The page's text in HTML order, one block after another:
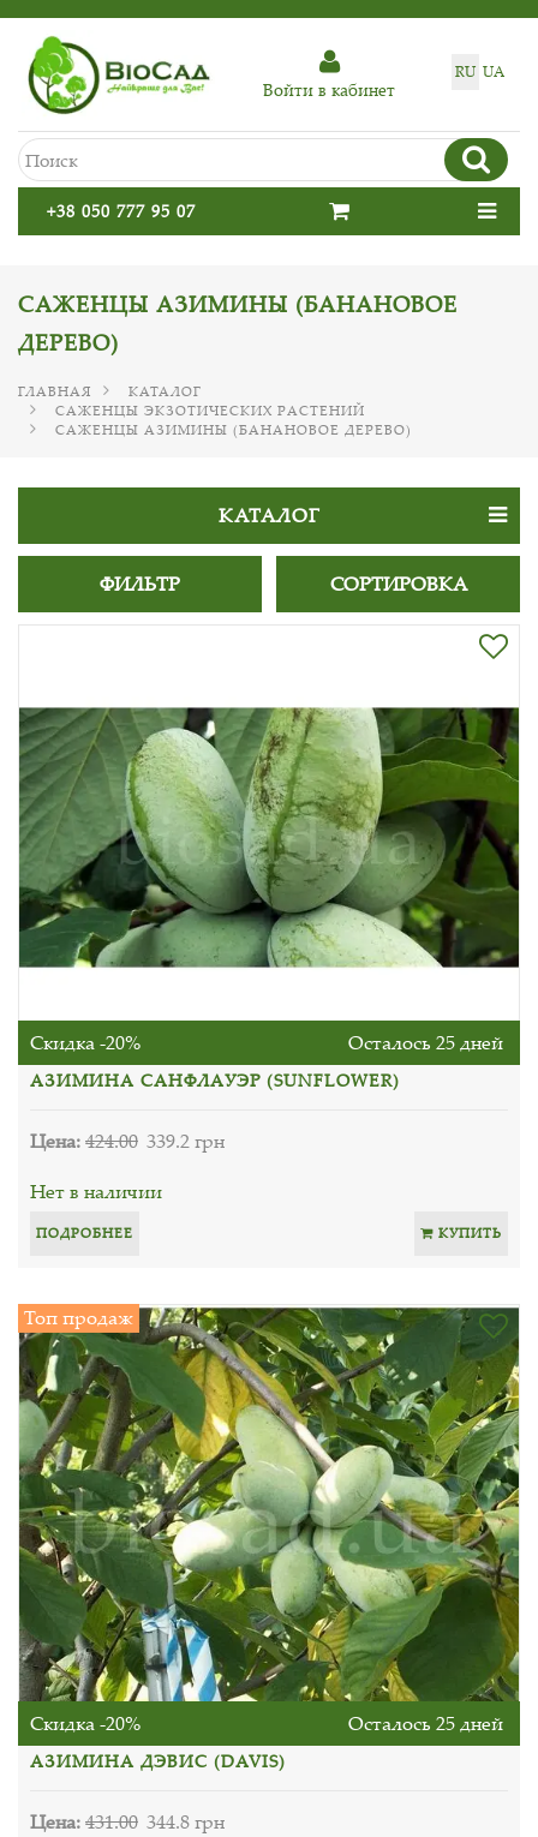
RU UA
Войти в кабинет
+38 050 777 95 07
САЖЕНЦЫ АЗИМИНЫ (БАНАНОВОЕ
ДЕРЕВО)
ГЛАВНАЯ
КАТАЛОГ
САЖЕНЦЫ ЭКЗОТИЧЕСКИХ РАСТЕНИЙ
САЖЕНЦЫ АЗИМИНЫ (БАНАНОВОЕ ДЕРЕВО)
КАТАЛОГ
ФИЛЬТР СОРТИРОВКА
Скидка -20% Осталось 25 дней
АЗИМИНА САНФЛАУЭР (SUNFLOWER)
Цена:424.00 339.2 грн
Нет в наличии
ПОДРОБНЕЕ КУПИТЬ
Топ продаж
Скидка -20% Осталось 25 дней
АЗИМИНА ДЭВИС (DAVIS)
Цена:431.00 344.8 грн